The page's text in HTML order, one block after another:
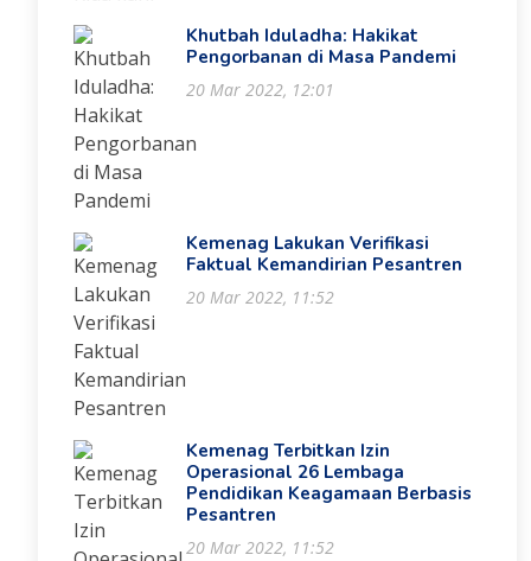
Khutbah Iduladha: Hakikat
Pengorbanan di Masa Pandemi
20 Mar 2022, 12:01
Kemenag Lakukan Verifikasi
Faktual Kemandirian Pesantren
20 Mar 2022, 11:52
Kemenag Terbitkan Izin
Operasional 26 Lembaga
Pendidikan Keagamaan Berbasis
Pesantren
20 Mar 2022, 11:52